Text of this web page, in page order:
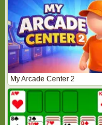
My Arcade Center 2